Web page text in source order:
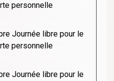
personnelle
Journée libre pour le
personnelle
Journée libre pour le